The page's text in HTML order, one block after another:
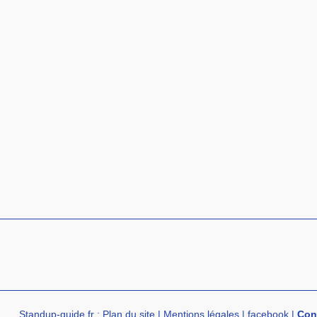
Standup-guide.fr: Plan du site| Mentions légales| facebook|